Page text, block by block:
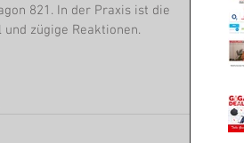
821. In der Praxis ist die
zügige Reaktionen.